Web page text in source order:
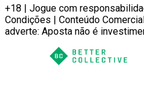
+18 | Jogue com
Condições | Conteúdo
adverte: Aposta não é